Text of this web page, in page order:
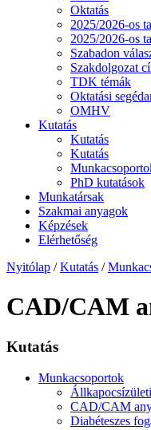
Oktatás
2025/2026-os
2025/2026-os
Szabadon
Szakdolgozat
TDK témák
Oktatási
OMHV
Kutatás
Kutatás
Kutatás
PhD kutatások
Munkatársak
Szakmai anyagok
Képzések
Elérhetőség
Nyitólap / Kutatás /
CAD/CAM
Kutatás
Munkacsoportok
CAD/CAM
Diabéteszes